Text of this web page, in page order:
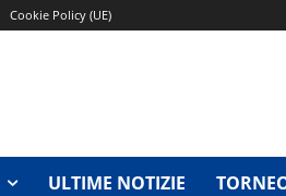
Cookie Policy (UE)
ULTIME NOTIZIE